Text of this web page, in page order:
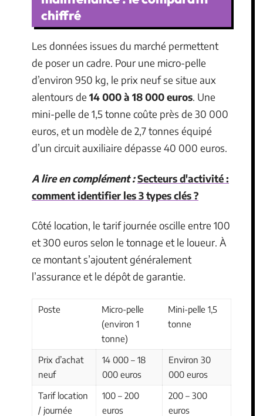
chiffré
Les données issues du marché permettent
de poser un cadre. Pour une micro-pelle
d’environ 950 kg, le prix neuf se situe aux
alentours de 14 000 à 18 000 euros. Une
mini-pelle de 1,5 tonne coûte près de 30 000
euros, et un modèle de 2,7 tonnes équipé
d’un circuit auxiliaire dépasse 40 000 euros.
A lire en complément :Secteurs d'activité :
comment identifier les 3 types clés ?
Côté location, le tarif journée oscille entre 100
et 300 euros selon le tonnage et le loueur. À
ce montant s’ajoutent généralement
l’assurance et le dépôt de garantie.
Poste
Micro-pelle
(environ 1
tonne)
Mini-pelle 1,5
tonne
Prix d’achat
neuf
14 000 – 18
000 euros
Environ 30
000 euros
Tarif location
/ journée
100 – 200
euros
200 – 300
euros